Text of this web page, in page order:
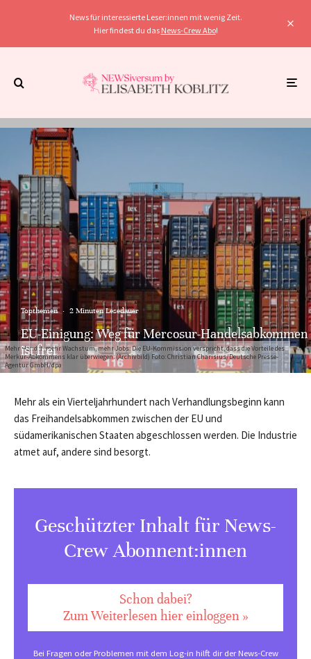
News für interessierte Leser:innen mit wenig Zeit.
Hier findest du das News-Crew Abo!
Mehr Handel, mehr Wachstum, mehr Jobs: Die EU-Kommission verspricht, dass die Vorteile des
Merkur-Abkommens klar überwiegen. (Archivbild) Foto: Christian Charisius/Deutsche Presse-
Agentur GmbH/dpa
Topthemen · 2 Minuten Lesedauer
EU-Einigung: Weg für Mercosur-Handelsabkommen
ist frei
Mehr als ein Vierteljahrhundert nach Verhandlungsbeginn kann
das Freihandelsabkommen zwischen der EU und
südamerikanischen Staaten abgeschlossen werden. Die Industrie
atmet auf, andere sind besorgt.
Geschützter Inhalt für News-
Crew Abonnent:innen
Schon dabei?
Zum Weiterlesen hier einloggen »
Bei Fragen oder Problemen mit dem Log-in hilft dir derNews-Crew